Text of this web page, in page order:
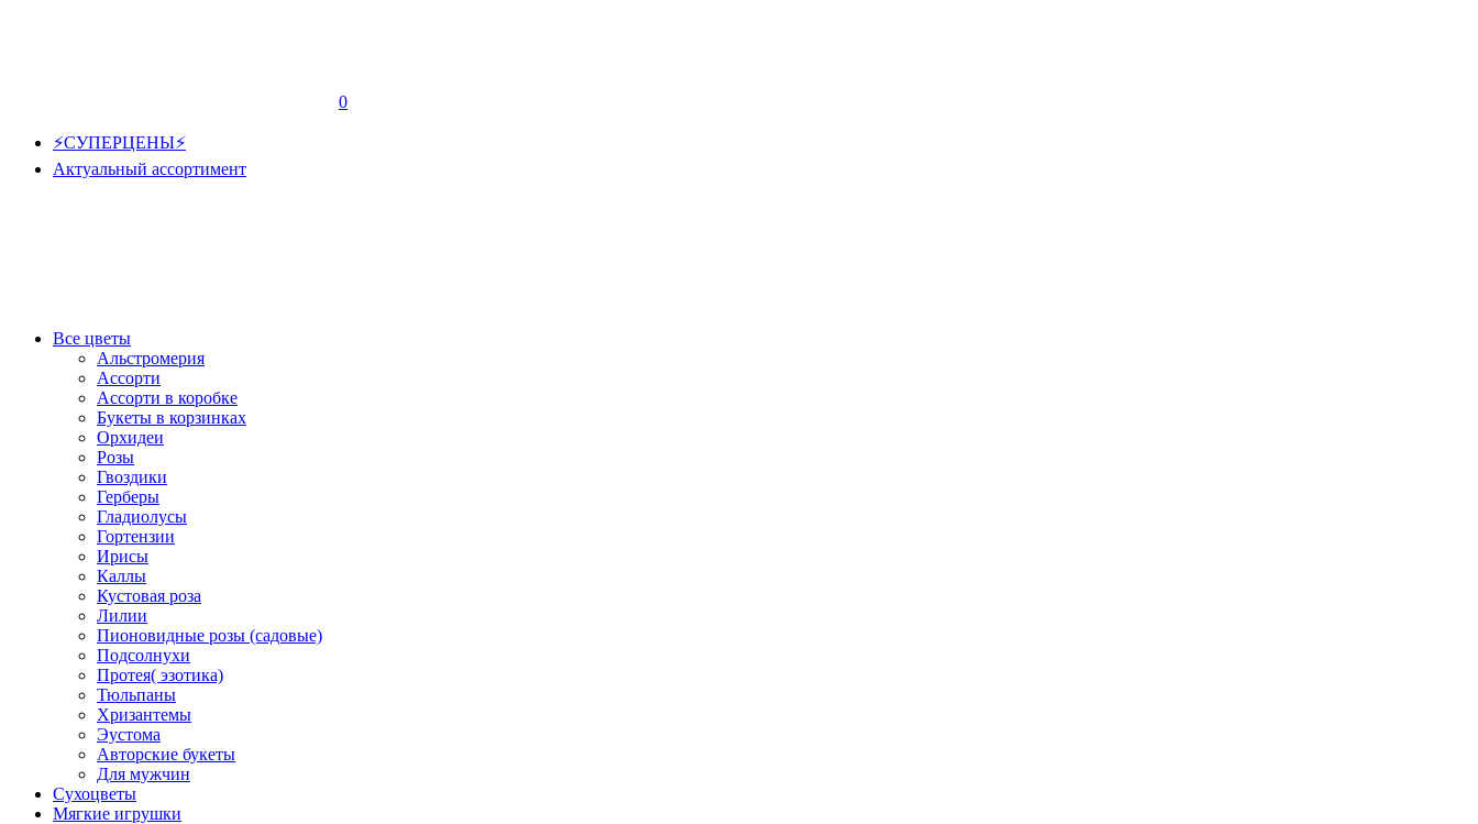
0
⚡СУПЕРЦЕНЫ⚡
Актуальный ассортимент
Все цветы
Альстромерия
Ассорти
Ассорти в коробке
Букеты в корзинках
Орхидеи
Розы
Гвоздики
Герберы
Гладиолусы
Гортензии
Ирисы
Каллы
Кустовая роза
Лилии
Пионовидные розы (садовые)
Подсолнухи
Протея( эзотика)
Тюльпаны
Хризантемы
Эустома
Авторские букеты
Для мужчин
Сухоцветы
Мягкие игрушки